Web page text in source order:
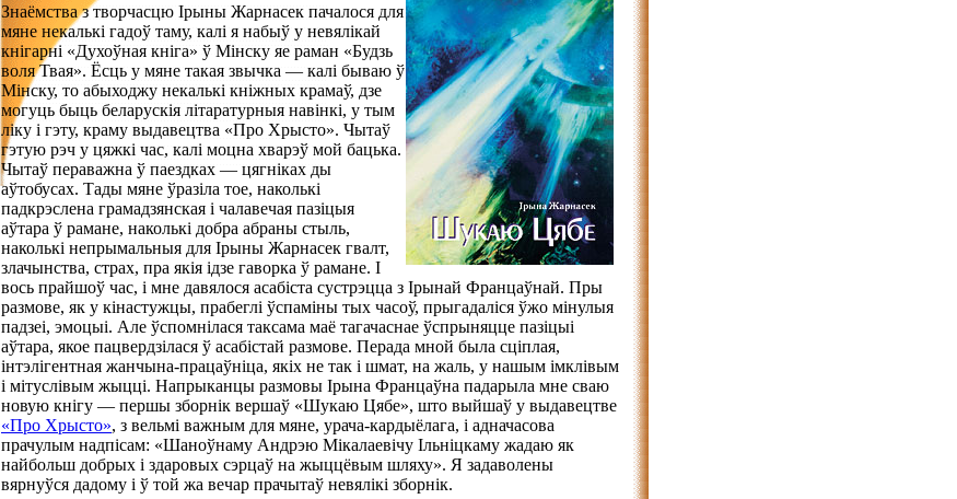
Знаёмства з творчасцю Ірыны Жарнасек пачалося для
мяне некалькі гадоў таму, калі я набыў у невялікай
кнігарні «Духоўная кніга» ў Мінску яе раман «Будзь
воля Твая». Ёсць у мяне такая звычка — калі бываю ў
Мінску, то абыходжу некалькі кніжных крамаў, дзе
могуць быць беларускія літаратурныя навінкі, у тым
ліку і гэту, краму выдавецтва «Про Хрысто». Чытаў
гэтую рэч у цяжкі час, калі моцна хварэў мой бацька.
Чытаў пераважна ў паездках — цягніках ды
аўтобусах. Тады мяне ўразіла тое, наколькі
падкрэслена грамадзянская і чалавечая пазіцыя
аўтара ў рамане, наколькі добра абраны стыль,
наколькі непрымальныя для Ірыны Жарнасек гвалт,
злачынства, страх, пра якія ідзе гаворка ў рамане. І
вось прайшоў час, і мне давялося асабіста сустрэцца з Ірынай Францаўнай. Пры
размове, як у кінастужцы, прабеглі ўспаміны тых часоў, прыгадаліся ўжо мінулыя
падзеі, эмоцыі. Але ўспомнілася таксама маё тагачаснае ўспрыняцце пазіцыі
аўтара, якое пацвердзілася ў асабістай размове. Перада мной была сціплая,
інтэлігентная жанчына-працаўніца, якіх не так і шмат, на жаль, у нашым імклівым
і мітуслівым жыцці. Напрыканцы размовы Ірына Францаўна падарыла мне сваю
новую кнігу — першы зборнік вершаў «Шукаю Цябе», што выйшаў у выдавецтве
«Про Хрысто», з вельмі важным для мяне, урача-кардыёлага, і адначасова
прачулым надпісам: «Шаноўнаму Андрэю Мікалаевічу Ільніцкаму жадаю як
найбольш добрых і здаровых сэрцаў на жыццёвым шляху». Я задаволены
вярнуўся дадому і ў той жа вечар прачытаў невялікі зборнік.